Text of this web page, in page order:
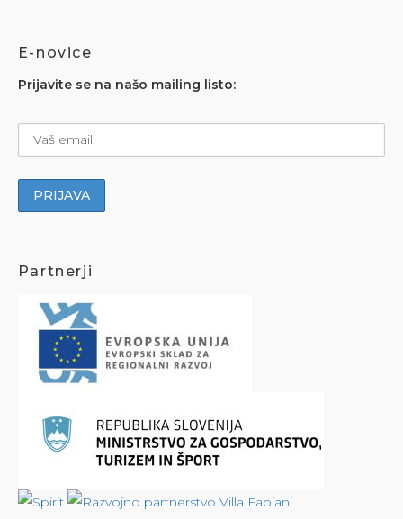
E-novice
Prijavite se na našo mailing listo:
Partnerji